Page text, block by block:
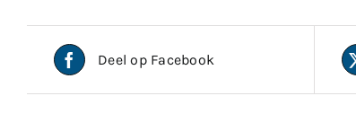
Deel op Facebook